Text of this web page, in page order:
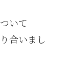
いて
合いまし